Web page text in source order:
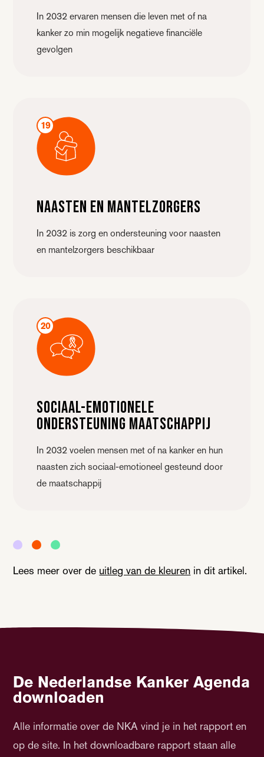
In 2032 ervaren mensen die leven met of na
kanker zo min mogelijk negatieve financiële
gevolgen
19
Naasten en mantelzorgers
In 2032 is zorg en ondersteuning voor naasten
en mantelzorgers beschikbaar
20
Sociaal-emotionele
ondersteuning maatschappij
In 2032 voelen mensen met of na kanker en hun
naasten zich sociaal-emotioneel gesteund door
de maatschappij
Lees meer over de uitleg van de kleuren in dit artikel.
De Nederlandse Kanker Agenda
downloaden
Alle informatie over de NKA vind je in het rapport en
op de site. In het downloadbare rapport staan alle